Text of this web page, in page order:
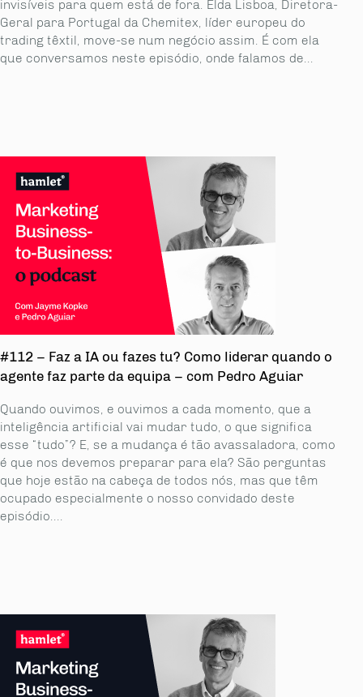
invisíveis para quem está de fora. Elda Lisboa, Diretora-
Geral para Portugal da Chemitex, líder europeu do
trading têxtil, move-se num negócio assim. É com ela
que conversamos neste episódio, onde falamos de...
#112 – Faz a IA ou fazes tu? Como liderar quando o
agente faz parte da equipa – com Pedro Aguiar
Quando ouvimos, e ouvimos a cada momento, que a
inteligência artificial vai mudar tudo, o que significa
esse “tudo”? E, se a mudança é tão avassaladora, como
é que nos devemos preparar para ela? São perguntas
que hoje estão na cabeça de todos nós, mas que têm
ocupado especialmente o nosso convidado deste
episódio....